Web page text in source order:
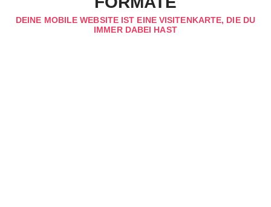
DEINE MOBILE WEBSITE IST EINE VISITENKARTE, DIE DU
IMMER DABEI HAST